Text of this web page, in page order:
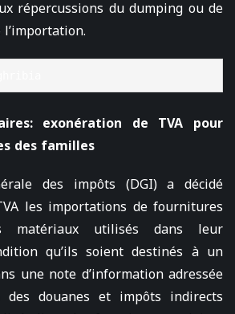
répercussions du dumping ou de
exonération de TVA pour
des familles
des impôts (DGI) a décidé
les importations de fournitures
matériaux utilisés dans leur
qu’ils soient destinés à un
une note d’information adressée
des douanes et impôts indirects